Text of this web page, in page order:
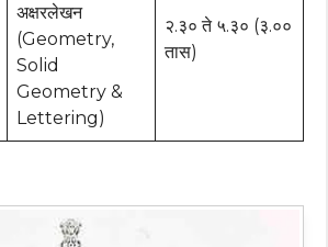
अक्षरलेखन
(Geometry,
Solid
Geometry &
Lettering)
२.३० ते ५.३० (३.००
तास)